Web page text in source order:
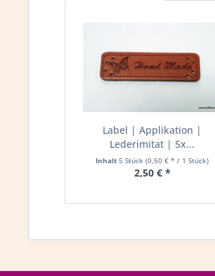
Label | Applikation |
Lederimitat | 5x...
Inhalt5 Stück(0,50 € * / 1 Stück)
2,50 € *